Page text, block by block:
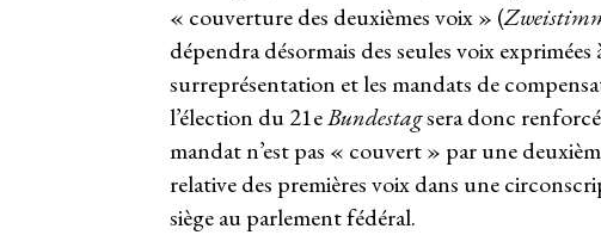
« couverture des deuxièmes voix » (
dépendra désormais des seules voix
surreprésentation et les mandats de
l’élection du 21eBundestagsera donc
mandat n’est pas « couvert » par une
relative des premières voix dans une
siège au parlement fédéral.